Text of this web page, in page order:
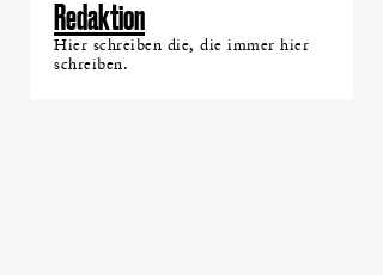
Redaktion
Hier schreiben die, die immer hier
schreiben.